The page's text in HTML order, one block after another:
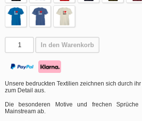
In den Warenkorb
Unsere bedruckten Textilien zeichnen sich durch
zum Detail aus.
Die besonderen Motive und frechen
Mainstream ab.